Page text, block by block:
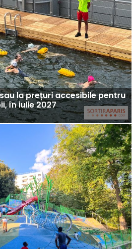
la prețuri accesibile pentru
în iulie 2027